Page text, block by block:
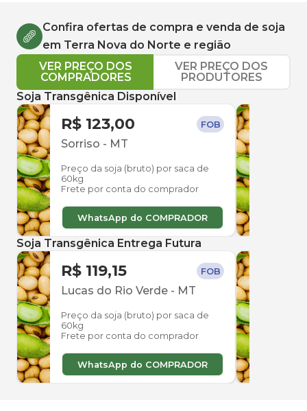
Confira ofertas de compra e venda de soja
em Terra Nova do Norte e região
VER PREÇO DOS
COMPRADORES
VER PREÇO DOS
PRODUTORES
Soja Transgênica Disponível
R$ 123,00 FOB
Sorriso - MT
Preço da soja (bruto) por saca de
60kg
Frete por conta do comprador
WhatsApp do COMPRADOR
Soja Transgênica Entrega Futura
R$ 119,15 FOB
Lucas do Rio Verde - MT
Preço da soja (bruto) por saca de
60kg
Frete por conta do comprador
WhatsApp do COMPRADOR